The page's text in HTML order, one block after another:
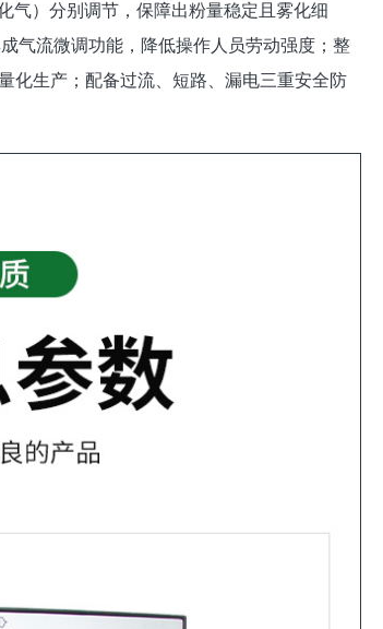
气）分别调节，保障出粉量稳定且雾化细
气流微调功能，降低操作人员劳动强度；整
化生产；配备过流、短路、漏电三重安全防